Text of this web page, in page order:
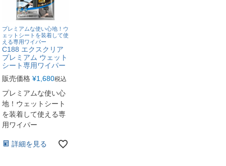
プレミアムな使い心地！ウ
ェットシートを装着して使
える専用ワイパー
C188 エクスクリア
プレミアム ウェット
シート専用ワイパー
販売価格 ¥1,680税込
プレミアムな使い心
地！ウェットシート
を装着して使える専
用ワイパー
詳細を見る